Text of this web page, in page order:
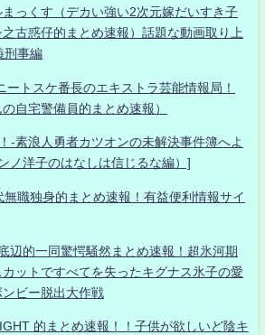
っくす（デカい強い2次元嫁だいすき子
古惑仔的まとめ速報）話題な動画取り上
刑事編
ートスケ番長のエキストラ芸能情報局！
自宅警備員的まとめ速報）
-素浪人勇者カツオンの未解決事件簿へよ
ノ洋子のはなしは信じるな編）]
独身的まとめ速報！有益便利情報サイ
辺的一同驚愕騒然まとめ速報！超氷河期
ットですべてを失ったキグナス氷子の愛
ビー脱出大作戦
的まとめ速報！！子供が欲しいど陰キ